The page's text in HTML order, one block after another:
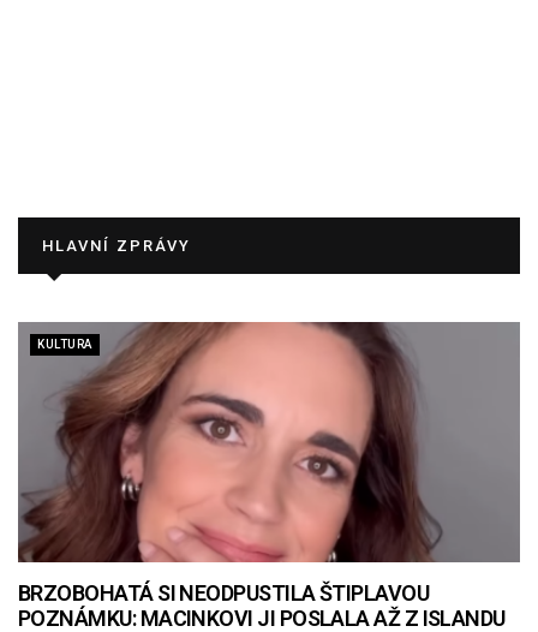
HLAVNÍ ZPRÁVY
KULTURA
BRZOBOHATÁ SI NEODPUSTILA ŠTIPLAVOU
POZNÁMKU: MACINKOVI JI POSLALA AŽ Z ISLANDU